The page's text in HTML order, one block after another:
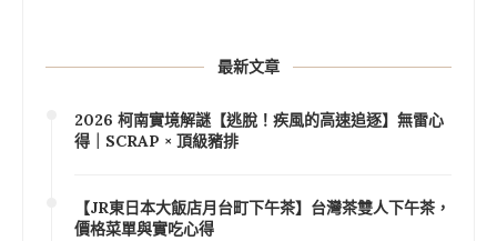
最新文章
2026 柯南實境解謎【逃脫！疾風的高速追逐】無雷心
得｜SCRAP × 頂級豬排
【JR東日本大飯店月台町下午茶】台灣茶雙人下午茶，
價格菜單與實吃心得